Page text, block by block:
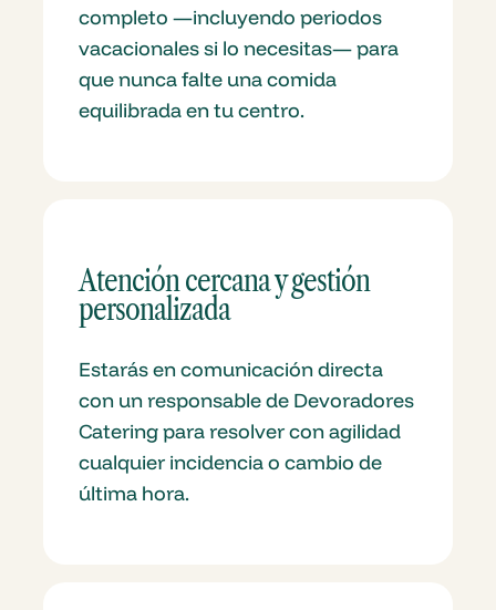
completo —incluyendo periodos
vacacionales si lo necesitas— para
que nunca falte una comida
equilibrada en tu centro.
Atención cercana y gestión
personalizada
Estarás en comunicación directa
con un responsable de Devoradores
Catering para resolver con agilidad
cualquier incidencia o cambio de
última hora.